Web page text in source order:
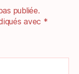
publiée.
avec *